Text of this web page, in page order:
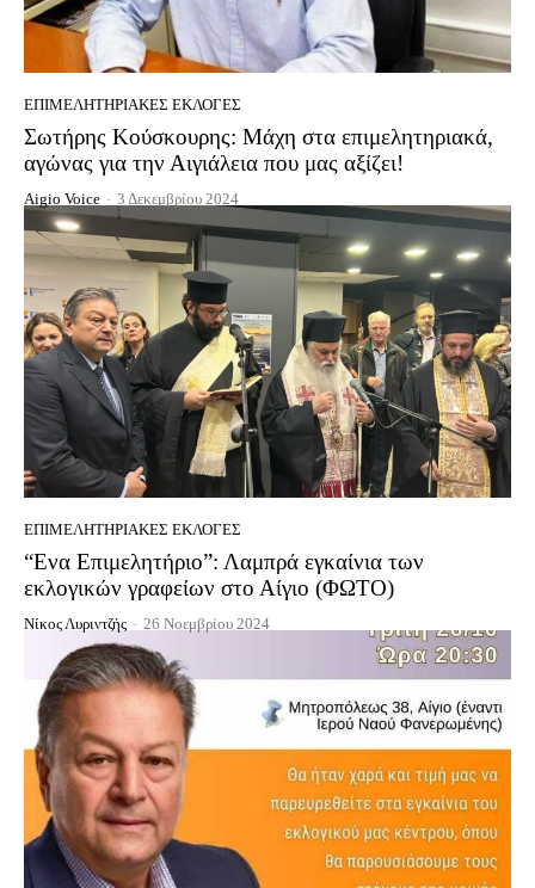
EΠΙΜΕΛΗΤΗΡΙΑΚΈΣ ΕΚΛΟΓΈΣ
Σωτήρης Κούσκουρης: Μάχη στα επιμελητηριακά,
αγώνας για την Αιγιάλεια που μας αξίζει!
Aigio Voice - 3 Δεκεμβρίου 2024
EΠΙΜΕΛΗΤΗΡΙΑΚΈΣ ΕΚΛΟΓΈΣ
“Ενα Επιμελητήριο”: Λαμπρά εγκαίνια των
εκλογικών γραφείων στο Αίγιο (ΦΩΤΟ)
Νίκος Λυριντζής - 26 Νοεμβρίου 2024